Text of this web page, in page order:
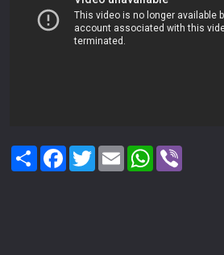
ShareFacebook
TwitterEmail WhatsApp